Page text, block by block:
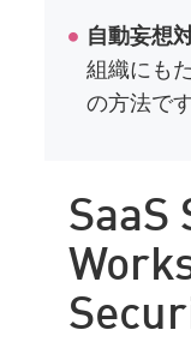
自動妄想
組織にも
の方法です